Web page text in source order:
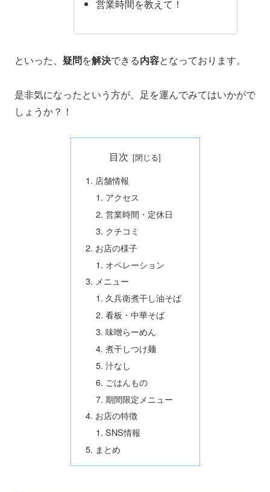
営業時間を教えて！
といった、 疑問を解決できる内容となっております。
是非気になったという方が、足を運んでみてはいかがで
しょうか？！
目次
店舗情報
アクセス
営業時間・定休日
クチコミ
お店の様子
オペレーション
メニュー
久兵衛煮干し油そば
看板・中華そば
味噌らーめん
煮干しつけ麺
汁なし
ごはんもの
期間限定メニュー
お店の特徴
SNS情報
まとめ